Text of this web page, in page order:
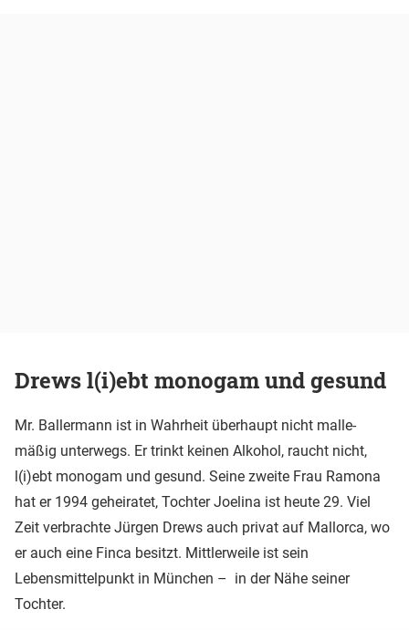
Drews l(i)ebt monogam und gesund
Mr. Ballermann ist in Wahrheit überhaupt nicht malle-
mäßig unterwegs. Er trinkt keinen Alkohol, raucht nicht,
l(i)ebt monogam und gesund. Seine zweite Frau Ramona
hat er 1994 geheiratet, Tochter Joelina ist heute 29. Viel
Zeit verbrachte Jürgen Drews auch privat auf Mallorca, wo
er auch eine Finca besitzt. Mittlerweile ist sein
Lebensmittelpunkt in München – in der Nähe seiner
Tochter.